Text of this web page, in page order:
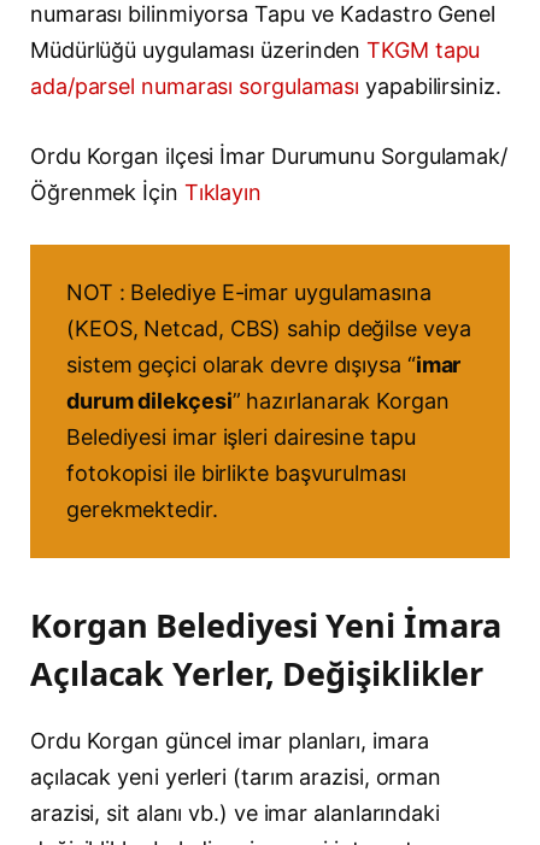
numarası bilinmiyorsa Tapu ve Kadastro Genel
Müdürlüğü uygulaması üzerindenTKGM tapu
ada/parsel numarası sorgulaması yapabilirsiniz.
Ordu Korgan ilçesi İmar Durumunu Sorgulamak/
Öğrenmek İçin Tıklayın
NOT : Belediye E-imar uygulamasına
(KEOS, Netcad, CBS) sahip değilse veya
sistem geçici olarak devre dışıysa “imar
durum dilekçesi” hazırlanarak Korgan
Belediyesi imar işleri dairesine tapu
fotokopisi ile birlikte başvurulması
gerekmektedir.
Korgan Belediyesi Yeni İmara
Açılacak Yerler, Değişiklikler
Ordu Korgan güncel imar planları, imara
açılacak yeni yerleri (tarım arazisi, orman
arazisi, sit alanı vb.) ve imar alanlarındaki